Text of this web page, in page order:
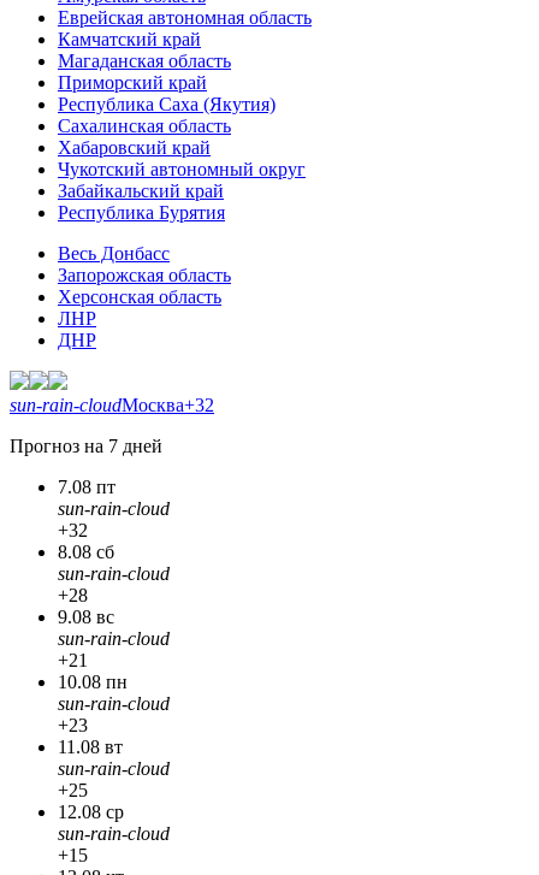
Еврейская автономная область
Камчатский край
Магаданская область
Приморский край
Республика Саха (Якутия)
Сахалинская область
Хабаровский край
Чукотский автономный округ
Забайкальский край
Республика Бурятия
Весь Донбасс
Запорожская область
Херсонская область
ЛНР
ДНР
sun-rain-cloudМосква+32
Прогноз на 7 дней
7.08 пт
sun-rain-cloud
+32
8.08 сб
sun-rain-cloud
+28
9.08 вс
sun-rain-cloud
+21
10.08 пн
sun-rain-cloud
+23
11.08 вт
sun-rain-cloud
+25
12.08 ср
sun-rain-cloud
+15